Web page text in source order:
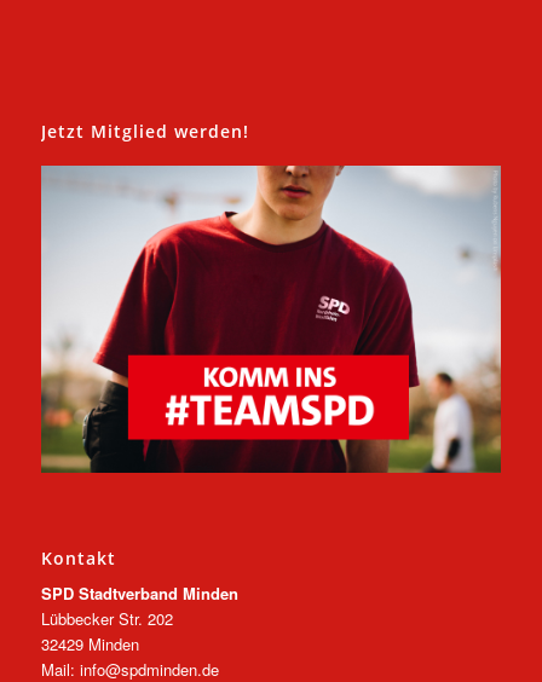
Jetzt Mitglied werden!
Kontakt
SPD Stadtverband Minden
Lübbecker Str. 202
32429 Minden
Mail: info@spdminden.de